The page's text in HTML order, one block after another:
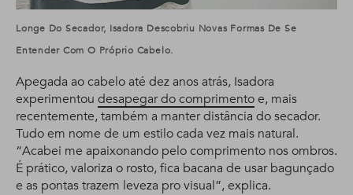
Longe Do Secador, Isadora Descobriu Novas Formas De Se
Entender Com O Próprio Cabelo.
Apegada ao cabelo até dez anos atrás, Isadora
experimentou desapegar do comprimentoe, mais
recentemente, também a manter distância do secador.
Tudo em nome de um estilo cada vez mais natural.
“Acabei me apaixonando pelo comprimento nos ombros.
É prático, valoriza o rosto, fica bacana de usar bagunçado
e as pontas trazem leveza pro visual”, explica.